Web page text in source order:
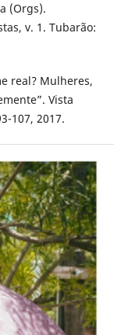
(Orgs).
v. 1. Tubarão:
real? Mulheres,
Vista
107, 2017.